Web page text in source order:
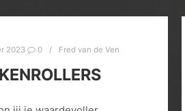
2023 0 Fred van de Ven